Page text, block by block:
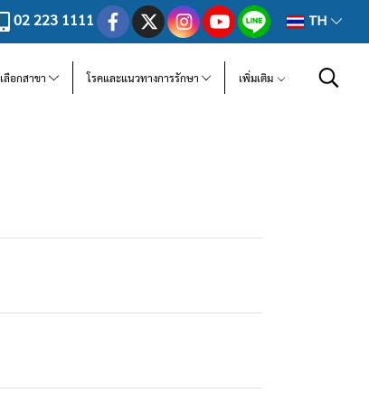
02 223 1111 TH
เลือกสาขา โรคและแนวทางการรักษา เพิ่มเติม